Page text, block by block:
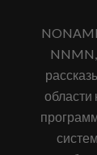
NONAMENO.COM - информационный портал
NNMN,
области